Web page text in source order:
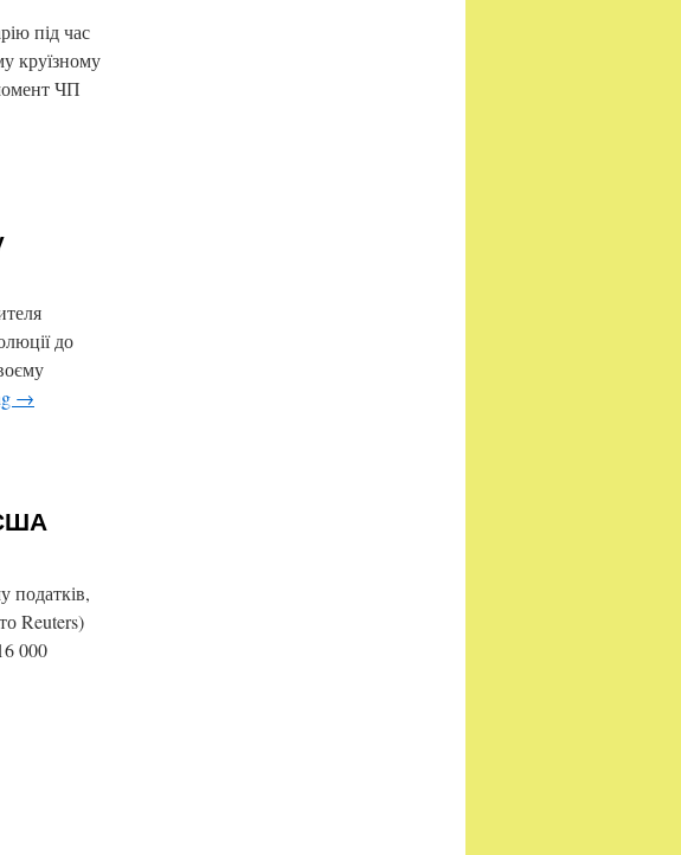
під час
круїзному
ЧП
до
→
Reuters)
000